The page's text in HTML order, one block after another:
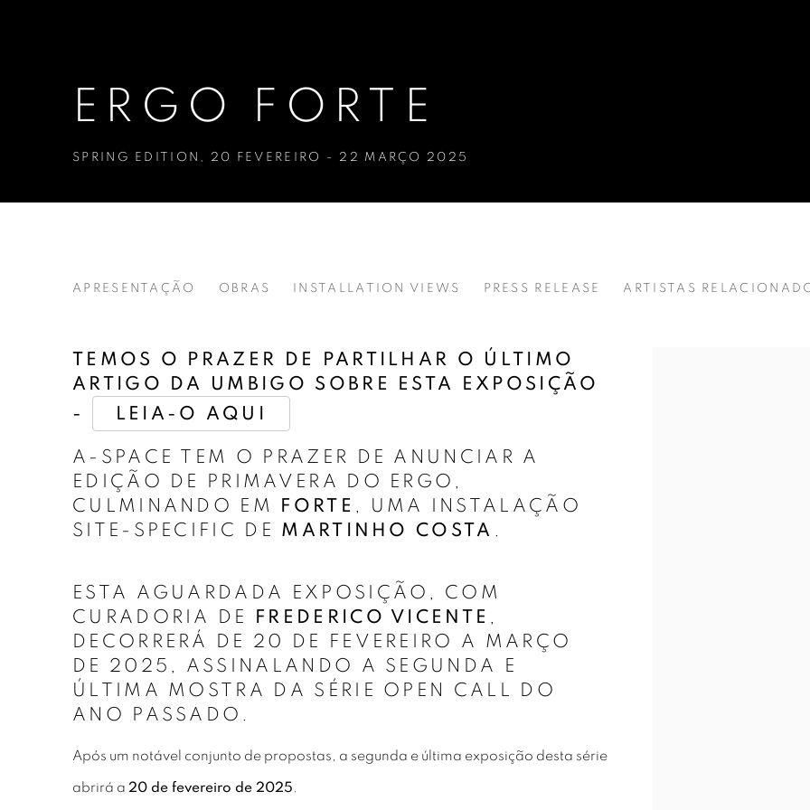
ERGO FORTE
SPRING EDITION , 20 FEVEREIRO - 22 MARÇO 2025
ERGO FORTE
APRESENTAÇÃO OBRAS INSTALLATION VIEWS PRESS RELEASE ARTISTAS
TEMOS O PRAZER DE PARTILHAR O ÚLTIMO
ARTIGO DA UMBIGO SOBRE ESTA EXPOSIÇÃO
-
LEIA-O AQUI
A-SPACE TEM O PRAZER DE ANUNCIAR A
EDIÇÃO DE PRIMAVERA DO ERGO,
CULMINANDO EM
FORTE
, UMA INSTALAÇÃO
SITE-SPECIFIC DE MARTINHO COSTA
ESTA AGUARDADA EXPOSIÇÃO, COM
CURADORIA DE
FREDERICO VICENTE
DECORRERÁ DE 20 DE FEVEREIRO A MARÇO
DE 2025, ASSINALANDO A SEGUNDA E
ÚLTIMA MOSTRA DA SÉRIE OPEN CALL DO
ANO PASSADO.
Após um notável conjunto de propostas, a segunda e última exposição desta série
abrirá a 20 de fevereiro de 2025